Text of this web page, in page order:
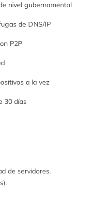
nivel gubernamental
de DNS/IP
P2P
a la vez
30 días
de servidores.